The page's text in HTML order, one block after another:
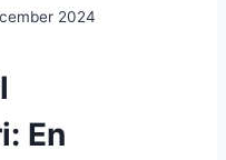
2024
En